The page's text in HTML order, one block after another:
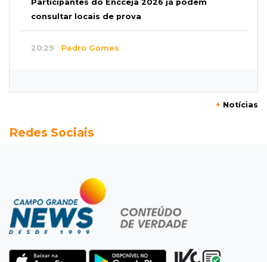
Participantes do Encceja 2026 já podem
consultar locais de prova
20:29 Pedro Gomes
Pantanal treina em Goiânia antes de jogo que
Campeonato Brasileiro
Remo busca empate com Atlético-MG e segue
na zona de rebaixamento
Defesa diz que preso suspeito de sequestro
+ Notícias
Redes Sociais